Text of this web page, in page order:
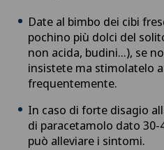
Date al bimbo dei cibi
pochino più dolci del
non acida, budini…), se
insistete ma stimolatelo
frequentemente.
In caso di forte disagio
di paracetamolo dato
può alleviare i sintomi.